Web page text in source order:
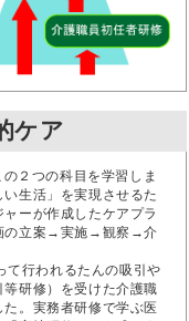
ケア
２つの科目を学習しま
生活」を実現させるた
ーが作成したケアプラ
の立案→実施→観察→介
て行われるたんの吸引や
研修）を受けた介護職
。実務者研修で学ぶ医